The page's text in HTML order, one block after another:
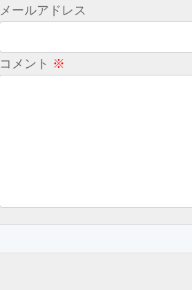
メールアドレス
コメント ※